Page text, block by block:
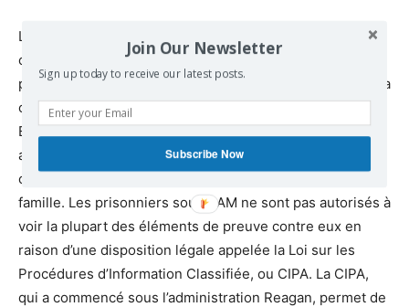
L’État utilise des « mesures administratives spéciales »,
connues sous le nom de SAM, pour dépouiller les
prisonniers de leurs droits judiciaires. Les SAM limitent la
communication des prisonniers avec le monde extérieur.
Elles mettent fin aux appels, aux lettres et aux visites
avec n’importe qui, sauf les avocats, et limitent
considérablement le contact avec les membres de la
famille. Les prisonniers sous SAM ne sont pas autorisés à
voir la plupart des éléments de preuve contre eux en
raison d’une disposition légale appelée la Loi sur les
Procédures d’Information Classifiée, ou CIPA. La CIPA,
qui a commencé sous l’administration Reagan, permet de
Join Our Newsletter
Sign up today to receive our latest posts.
Subscribe Now